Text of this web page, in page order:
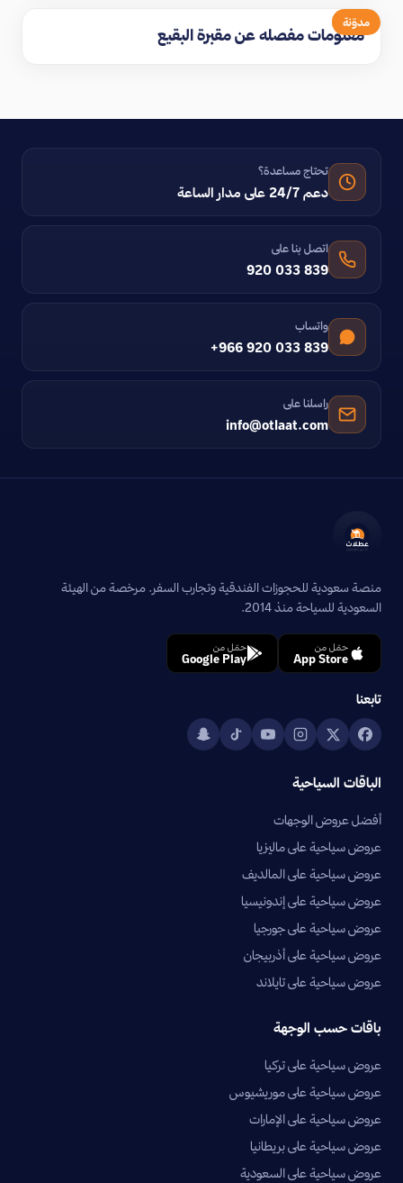
مدوّنة
معلومات مفصله عن مقبرة البقيع
تحتاج مساعدة؟
دعم 24/7 على مدار الساعة
اتصل بنا على
920 033 839
واتساب
+966 920 033 839
راسلنا على
info@otlaat.com
منصة سعودية للحجوزات الفندقية وتجارب السفر. مرخصة من الهيئة
السعودية للسياحة منذ 2014.
حمّل من
App Store
حمّل من
Google Play
تابعنا
الباقات السياحية
أفضل عروض الوجهات
عروض سياحية على ماليزيا
عروض سياحية على المالديف
عروض سياحية على إندونيسيا
عروض سياحية على جورجيا
عروض سياحية على أذربيجان
عروض سياحية على تايلاند
باقات حسب الوجهة
عروض سياحية على تركيا
عروض سياحية على موريشيوس
عروض سياحية على الإمارات
عروض سياحية على بريطانيا
عروض سياحية على السعودية